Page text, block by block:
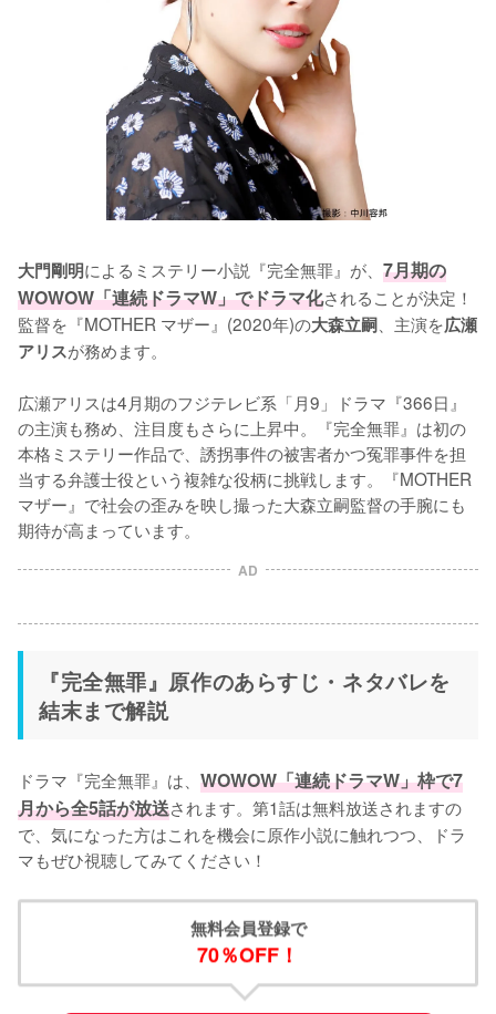
大門剛明によるミステリー小説『完全無罪』が、 7月期の
WOWOW「連続ドラマW」でドラマ化されることが決定！
監督を『MOTHER マザー』(2020年)の大森立嗣 、主演を広瀬
アリスが務めます。
広瀬アリスは4月期のフジテレビ系「月9」ドラマ『366日』
の主演も務め、注目度もさらに上昇中。『完全無罪』は初の
本格ミステリー作品で、誘拐事件の被害者かつ冤罪事件を担
当する弁護士役という複雑な役柄に挑戦します。『MOTHER
マザー』で社会の歪みを映し撮った大森立嗣監督の手腕にも
期待が高まっています。
AD
『完全無罪』原作のあらすじ・ネタバレを
結末まで解説
ドラマ『完全無罪』は、 WOWOW「連続ドラマW」枠で7
月から全5話が放送されます。第1話は無料放送されますの
で、気になった方はこれを機会に原作小説に触れつつ、ドラ
マもぜひ視聴してみてください！
無料会員登録で
70％OFF！